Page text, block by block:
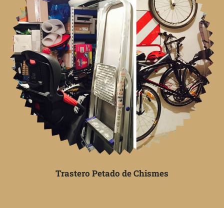
Trastero Petado de Chismes